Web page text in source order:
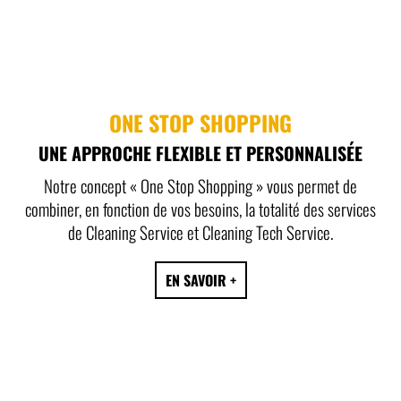
ONE STOP SHOPPING
UNE APPROCHE FLEXIBLE ET PERSONNALISÉE
Notre concept « One Stop Shopping » vous permet de
combiner, en fonction de vos besoins, la totalité des services
de Cleaning Service et Cleaning Tech Service.
EN SAVOIR +